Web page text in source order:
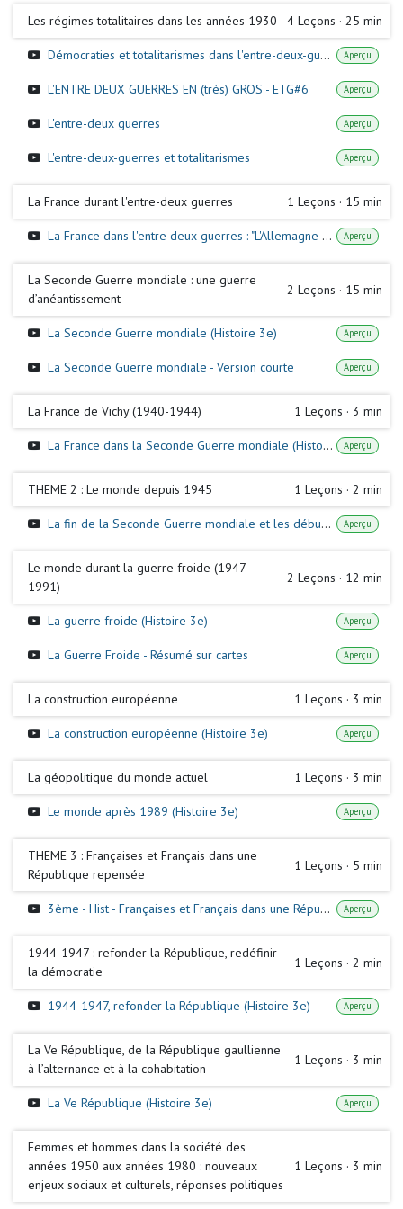
Les régimes totalitaires dans les années 1930 4 Leçons · 25 min
Démocraties et totalitarismes dans l'entre-deux-guerres (Histoire 3e) Aperçu
L'ENTRE DEUX GUERRES EN (très) GROS - ETG#6 Aperçu
L'entre-deux guerres Aperçu
L'entre-deux-guerres et totalitarismes Aperçu
La France durant l'entre-deux guerres 1 Leçons · 15 min
La France dans l'entre deux guerres : "L'Allemagne paiera" (1/3) Aperçu
La Seconde Guerre mondiale : une guerre
d’anéantissement
2 Leçons · 15 min
La Seconde Guerre mondiale (Histoire 3e) Aperçu
La Seconde Guerre mondiale - Version courte Aperçu
La France de Vichy (1940-1944) 1 Leçons · 3 min
La France dans la Seconde Guerre mondiale (Histoire 3e) Aperçu
THEME 2 : Le monde depuis 1945 1 Leçons · 2 min
La fin de la Seconde Guerre mondiale et les débuts d’un nouvel ordre mondial (Histoire Tle) Aperçu
Le monde durant la guerre froide (1947-
1991)
2 Leçons · 12 min
La guerre froide (Histoire 3e) Aperçu
La Guerre Froide - Résumé sur cartes Aperçu
La construction européenne 1 Leçons · 3 min
La construction européenne (Histoire 3e) Aperçu
La géopolitique du monde actuel 1 Leçons · 3 min
Le monde après 1989 (Histoire 3e) Aperçu
THEME 3 : Françaises et Français dans une
République repensée
1 Leçons · 5 min
3ème - Hist - Françaises et Français dans une République repensée Aperçu
1944-1947 : refonder la République, redéfinir
la démocratie
1 Leçons · 2 min
1944-1947, refonder la République (Histoire 3e) Aperçu
La Ve République, de la République gaullienne
à l’alternance et à la cohabitation
1 Leçons · 3 min
La Ve République (Histoire 3e) Aperçu
Femmes et hommes dans la société des
années 1950 aux années 1980 : nouveaux
enjeux sociaux et culturels, réponses politiques
1 Leçons · 3 min